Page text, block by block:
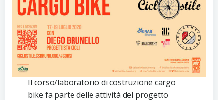
Il corso/laboratorio di costruzione cargo
bike fa parte delle attività del progetto